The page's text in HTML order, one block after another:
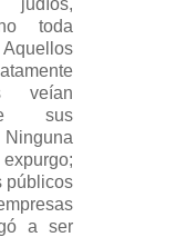
toda
veían
sus
públicos
a ser